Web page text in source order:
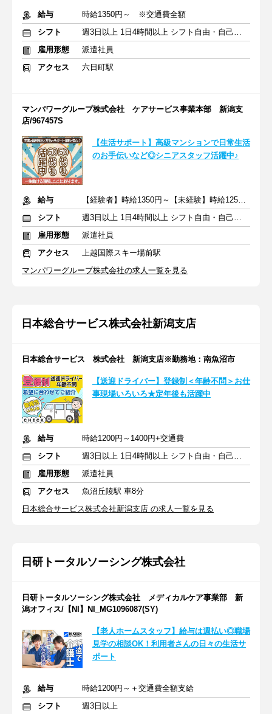
給与
時給1350円～ ※交通費全額
シフト
週3日以上 1日4時間以上 シフト自由・自己申告
雇用形態
派遣社員
アクセス
六日町駅
マンパワーグループ株式会社 ケアサービス事業本部 新潟支
店/967457S
【生活サポート】高級マンションで日常生活
のお手伝いなど◎シニアスタッフ活躍中♪
給与
【経験者】時給1350円～【未経験】時給1250円～ ※交通費全額
シフト
週3日以上 1日4時間以上 シフト自由・自己申告
雇用形態
派遣社員
アクセス
上越国際スキー場前駅
マンパワーグループ株式会社の求人一覧を見る
日本総合サービス株式会社新潟支店
日本総合サービス 株式会社 新潟支店※勤務地：南魚沼市
【送迎ドライバー】登録制＜年齢不問＞お仕
事現場いろいろ★定年後も活躍中
給与
時給1200円～1400円+交通費
シフト
週3日以上 1日4時間以上 シフト自由・自己申告
雇用形態
派遣社員
アクセス
魚沼丘陵駅 車8分
日本総合サービス株式会社新潟支店 の求人一覧を見る
日研トータルソーシング株式会社
日研トータルソーシング株式会社 メディカルケア事業部 新
潟オフィス/【NI】NI_MG1096087(SY)
【老人ホームスタッフ】給与は週払い◎職場
見学の相談OK！利用者さんの日々の生活サ
ポート
給与
時給1200円～＋交通費全額支給
シフト
週3日以上